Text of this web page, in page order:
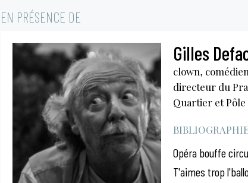
EN PRÉSENCE DE
Gilles
clown,
directeur du
Quartier et
Opéra bouffe
T'aimes trop